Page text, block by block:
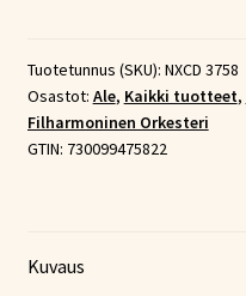
(CD)
määrä
Tuotetunnus (SKU): NXCD 3758
Osastot: Ale, Kaikki tuotteet,
Filharmoninen Orkesteri
GTIN: 730099475822
Kuvaus